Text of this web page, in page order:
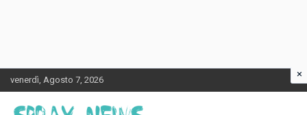
to
content
venerdì, Agosto 7, 2026 ×